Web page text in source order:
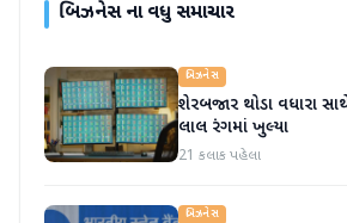
બિઝનેસના વધુ સમાચાર
બિઝનેસ
શેરબજાર થોડા વધારા
લાલ રંગમાં ખુલ્યા
21 કલાક પહેલા
બિઝનેસ